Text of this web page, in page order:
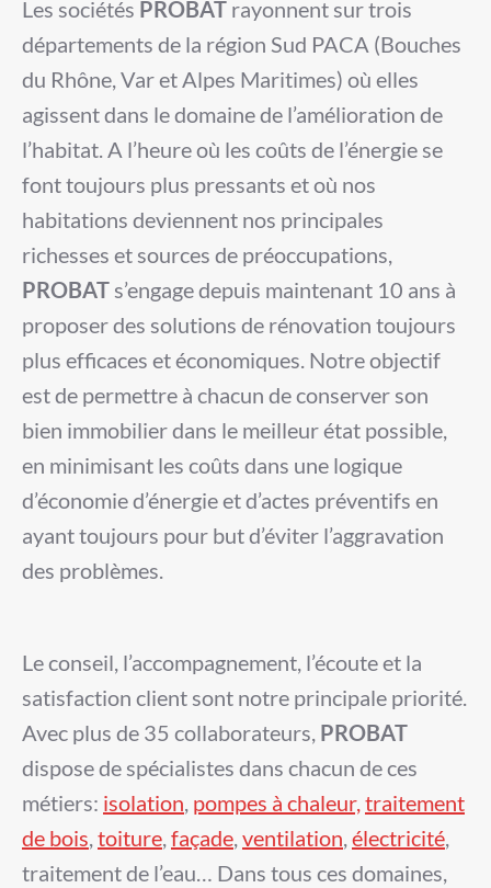
Les sociétés PROBAT rayonnent sur trois
départements de la région Sud PACA (Bouches
du Rhône, Var et Alpes Maritimes) où elles
agissent dans le domaine de l’amélioration de
l’habitat. A l’heure où les coûts de l’énergie se
font toujours plus pressants et où nos
habitations deviennent nos principales
richesses et sources de préoccupations,
PROBAT s’engage depuis maintenant 10 ans à
proposer des solutions de rénovation toujours
plus efficaces et économiques. Notre objectif
est de permettre à chacun de conserver son
bien immobilierdans le meilleur état possible,
en minimisant les coûts dans une logique
d’économie d’énergie et d’actes préventifs en
ayant toujours pour but d’éviter l’aggravation
des problèmes.
Le conseil, l’accompagnement, l’écoute et la
satisfaction client sont notre principale priorité.
Avec plus de 35 collaborateurs, PROBAT
dispose de spécialistes dans chacun de ces
métiers: isolation, pompes à chaleur,traitement
de bois, toiture, façade, ventilation, électricité,
traitement de l’eau… Dans tous ces domaines,